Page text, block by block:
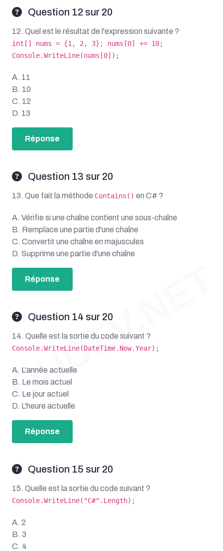
Question 12 sur 20
12. Quel est le résultat de l'expression suivante ?
int[] nums = {1, 2, 3}; nums[0] += 10;
Console.WriteLine(nums[0]);
A. 11
B. 10
C. 12
D. 13
Réponse
Question 13 sur 20
13. Que fait la méthode Contains() en C# ?
A. Vérifie si une chaîne contient une sous-chaîne
B. Remplace une partie d'une chaîne
C. Convertit une chaîne en majuscules
D. Supprime une partie d'une chaîne
Réponse
Question 14 sur 20
14. Quelle est la sortie du code suivant ?
Console.WriteLine(DateTime.Now.Year);
A. L'année actuelle
B. Le mois actuel
C. Le jour actuel
D. L'heure actuelle
Réponse
Question 15 sur 20
15. Quelle est la sortie du code suivant ?
Console.WriteLine("C#".Length);
A. 2
B. 3
C. 4
OUDEV.NET